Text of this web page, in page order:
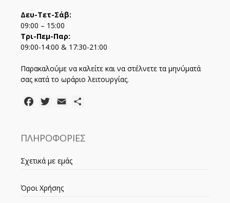
Δευ-Τετ-Σάβ:
09:00 – 15:00
Τρι-Πεμ-Παρ:
09:00-14:00 & 17:30-21:00
Παρακαλούμε να καλείτε και να στέλνετε τα μηνύματά
σας κατά το ωράριο λειτουργίας.
FacebookTwitter
Email
ΠΛΗΡΟΦΟΡΙΕΣ
Σχετικά με εμάς
Όροι Χρήσης